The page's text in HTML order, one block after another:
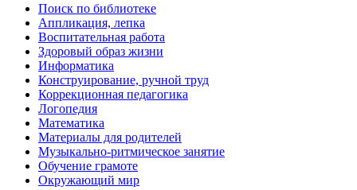
Поиск по библиотеке
Аппликация, лепка
Воспитательная работа
Здоровый образ жизни
Информатика
Конструирование, ручной труд
Коррекционная педагогика
Логопедия
Математика
Материалы для родителей
Музыкально-ритмическое занятие
Обучение грамоте
Окружающий мир